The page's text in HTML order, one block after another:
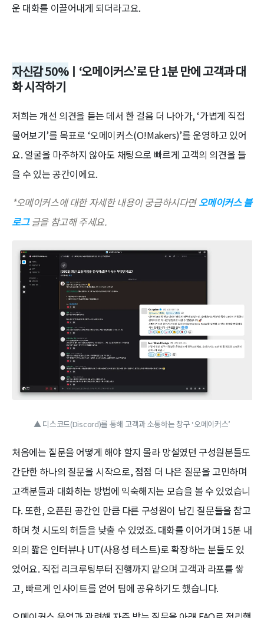
운 대화를 이끌어내게 되더라고요.
자신감 50%ㅣ‘오메이커스’로 단 1분 만에 고객과 대
화 시작하기
저희는 개선 의견을 듣는 데서 한 걸음 더 나아가, ‘가볍게 직접
물어보기’를 목표로 ‘오메이커스(O!Makers)’를 운영하고 있어
요. 얼굴을 마주하지 않아도 채팅으로 빠르게 고객의 의견을 들
을 수 있는 공간이에요.
*오메이커스에 대한 자세한 내용이 궁금하시다면오메이커스 블
로그글을 참고해 주세요.
▲ 디스코드(Discord)를 통해 고객과 소통하는 창구 ‘오메이커스’
처음에는 질문을 어떻게 해야 할지 몰라 망설였던 구성원분들도
간단한 하나의 질문을 시작으로, 점점 더 나은 질문을 고민하며
고객분들과 대화하는 방법에 익숙해지는 모습을 볼 수 있었습니
다. 또한, 오픈된 공간인 만큼 다른 구성원이 남긴 질문들을 참고
하며 첫 시도의 허들을 낮출 수 있었죠. 대화를 이어가며 15분 내
외의 짧은 인터뷰나 UT(사용성 테스트)로 확장하는 분들도 있
었어요. 직접 리크루팅부터 진행까지 맡으며 고객과 라포를 쌓
고, 빠르게 인사이트를 얻어 팀에 공유하기도 했습니다.